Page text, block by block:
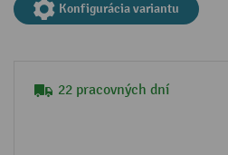
Konfigurácia variantu
22 pracovných dní